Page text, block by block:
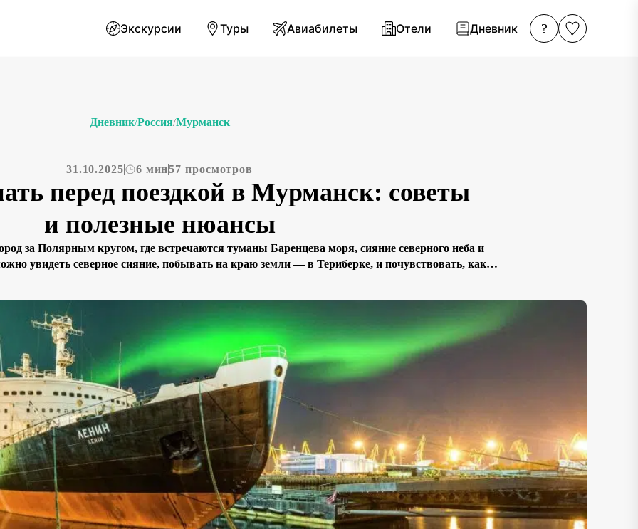
Экскурсии Туры Авиабилеты Отели Дневник ?
Дневник/Россия/Мурманск
31.10.2025 6 мин57 просмотров
перед поездкой в Мурманск: советы
и полезные нюансы
за Полярным кругом, где встречаются туманы Баренцева моря, сияние северного неба и
увидеть северное сияние, побывать на краю земли — в Териберке, и почувствовать, как